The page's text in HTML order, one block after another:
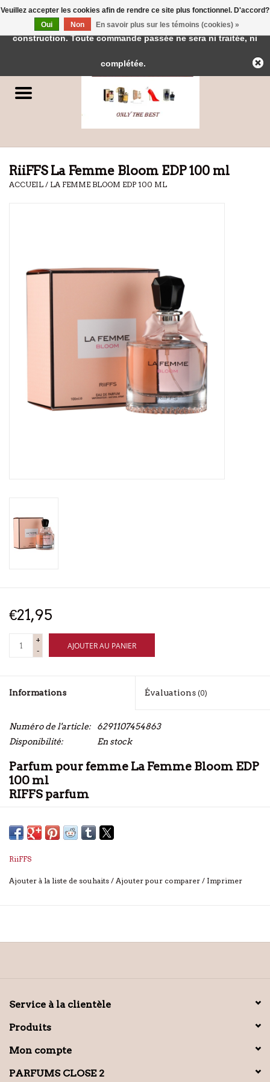
Parfums
RiiFFS La Femme Bloom EDP 100 ml
ACCUEIL / LA FEMME BLOOM EDP 100 ML
€21,95
+
-
AJOUTER AU PANIER
Informations Évaluations (0)
Numéro de l'article:
6291107454863
Disponibilité:
En stock
Parfum pour femme La Femme Bloom EDP
100 ml
RIFFS parfum
RiiFFS
Ajouter à la liste de souhaits / Ajouter pour comparer / Imprimer
Service à la clientèle
Produits
Mon compte
PARFUMS CLOSE 2
Veuillez accepter les cookies afin de rendre ce site plus fonctionnel. D'accord?
Oui
Non En savoir plus sur les témoins (cookies) »
← Retour à l'interface d'administrationCette boutique est en
construction. Toute commande passée ne sera ni traitée, ni
complétée.